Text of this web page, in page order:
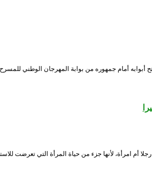
أم امرأة، لأنها جزء من حياة المرأة التي تعرضت